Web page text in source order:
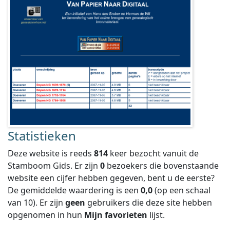
Statistieken
Deze website is reeds 814 keer bezocht vanuit de
Stamboom Gids. Er zijn 0 bezoekers die bovenstaande
website een cijfer hebben gegeven, bent u de eerste?
De gemiddelde waardering is een 0,0(op een schaal
van 10). Er zijn geen gebruikers die deze site hebben
opgenomen in hun Mijn favorieten lijst.